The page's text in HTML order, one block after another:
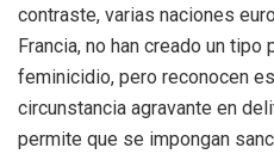
contraste, varias naciones
Francia, no han creado un tipo
feminicidio, pero reconocen
circunstancia agravante en
permite que se impongan